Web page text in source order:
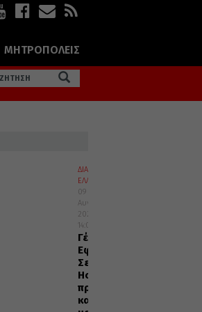
ΜΗΤΡΟΠΟΛΕΙΣ
ΔΙΑΛΟΓΟΣ
ΕΛΛΑΔΑ
09
Αυγούστου
2026
14:05
Γέρων
Εφραίμ
Σεραγιώτης:
Ησύχαζε
πρώτα
και